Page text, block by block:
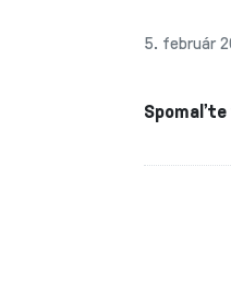
5. február
Spomaľte